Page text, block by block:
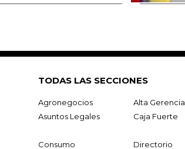
TODAS LAS SECCIONES
Agronegocios Alta Gerencia
Asuntos Legales
Caja Fuerte
Consumo
Directorio